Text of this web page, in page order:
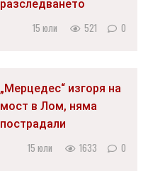
разследването
15 юли 521 0
„Мерцедес“ изгоря на
мост в Лом, няма
пострадали
15 юли 1633 0